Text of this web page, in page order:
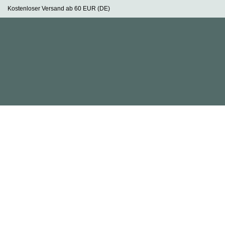
Zum
Inhalt
Kostenloser Versand ab 60 EUR (DE)